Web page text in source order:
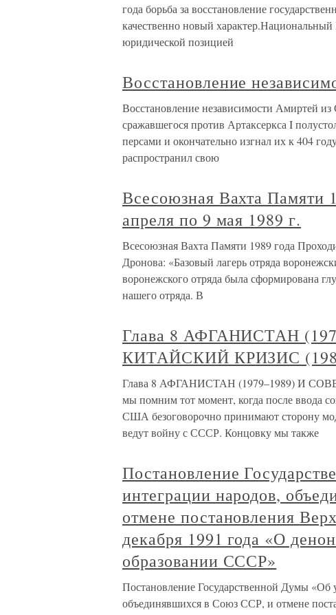
года борьба за восстановление
качественно новый характер.Национальный
юридической позицией
Восстановление
Восстановление независимости Амиртей
сражавшегося против Артаксеркса I
персами и окончательно изгнал их к 404
распространил свою
Всесоюзная Вахта Памяти
апреля по 9 мая 1989 г.
Всесоюзная Вахта Памяти 1989 года
Дронова: «Базовый лагерь отряда
воронежского отряда была сформирована
нашего отряда. В
Глава 8 АФГАНИСТАН
КИТАЙСКИЙ КРИЗИС
Глава 8 АФГАНИСТАН (1979–1989) И
мы помним тот момент, когда после ввода
США безоговорочно принимают сторону
ведут войну с СССР. Концовку мы также
Постановление
интеграции народов,
отмене постановления
декабря 1991 года «О
образовании СССР»
Постановление Государственной Думы «Об
объединявшихся в Союз ССР, и отмене